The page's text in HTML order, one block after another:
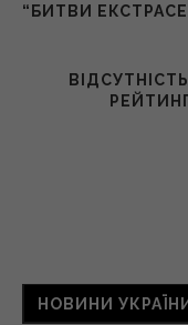
“БИТВИ
НОВИНИ